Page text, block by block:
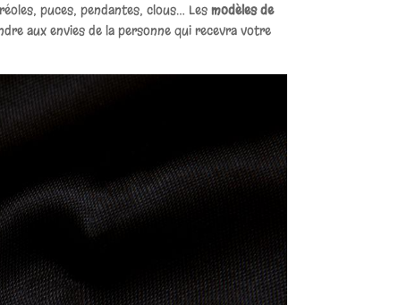
puces, pendantes, clous… Lesmodèles de
aux envies de la personne qui recevra votre